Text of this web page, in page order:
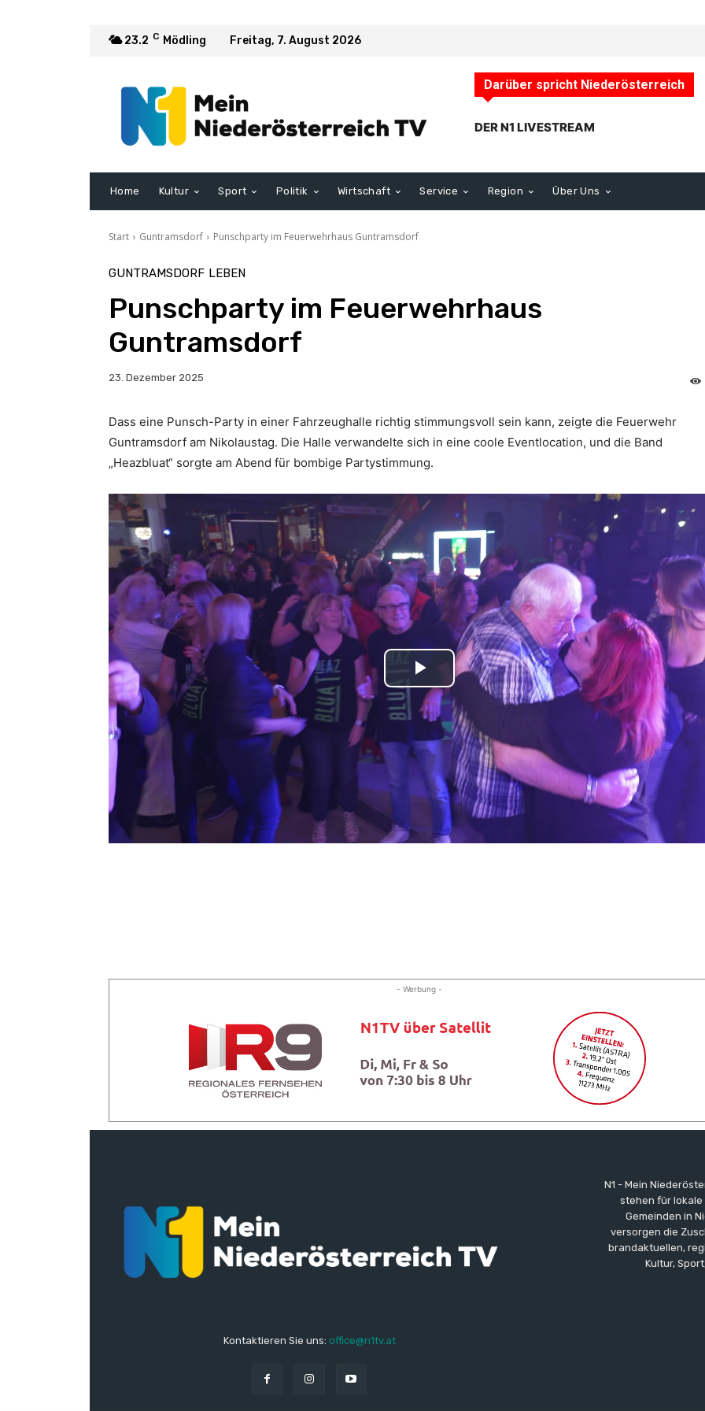
23.2 C Mödling Freitag, 7. August 2026
Darüber spricht Niederösterreich
DER N1 LIVESTREAM
Home Kultur Sport Politik Wirtschaft Service Region Über Uns
Start Guntramsdorf Punschparty im Feuerwehrhaus Guntramsdorf
GUNTRAMSDORF LEBEN
Punschparty im Feuerwehrhaus
Guntramsdorf
23. Dezember 2025
Dass eine Punsch-Party in einer Fahrzeughalle richtig stimmungsvoll sein kann, zeigte die Feuerwehr
Guntramsdorf am Nikolaustag. Die Halle verwandelte sich in eine coole Eventlocation, und die Band
„Heazbluat“ sorgte am Abend für bombige Partystimmung.
- Werbung -
Kontaktieren Sie uns: office@n1tv.at
N1 - Mein
stehen für
Gemeinden in
versorgen die
brandaktuellen,
Kultur,